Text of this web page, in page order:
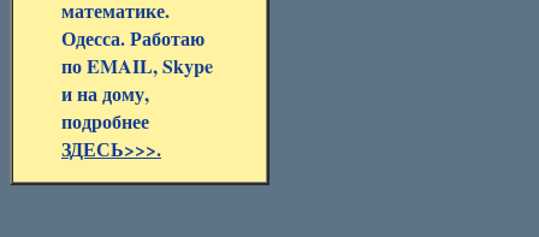
математике.
Одесса. Работаю
по EMAIL, Skype
и на дому,
подробнее
ЗДЕСЬ>>>.